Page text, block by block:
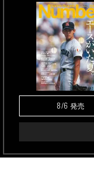
8/6 発売